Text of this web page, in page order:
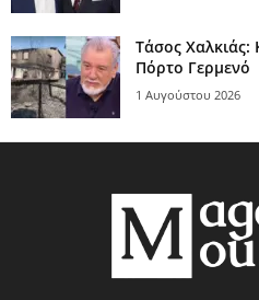
Τάσος Χαλκιάς:
Πόρτο Γερμενό
1 Αυγούστου 2026